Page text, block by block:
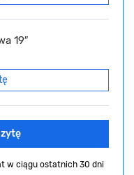
19″
w ciągu ostatnich 30 dni